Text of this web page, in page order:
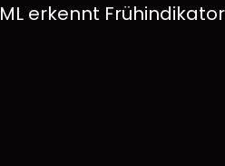
ML erkennt